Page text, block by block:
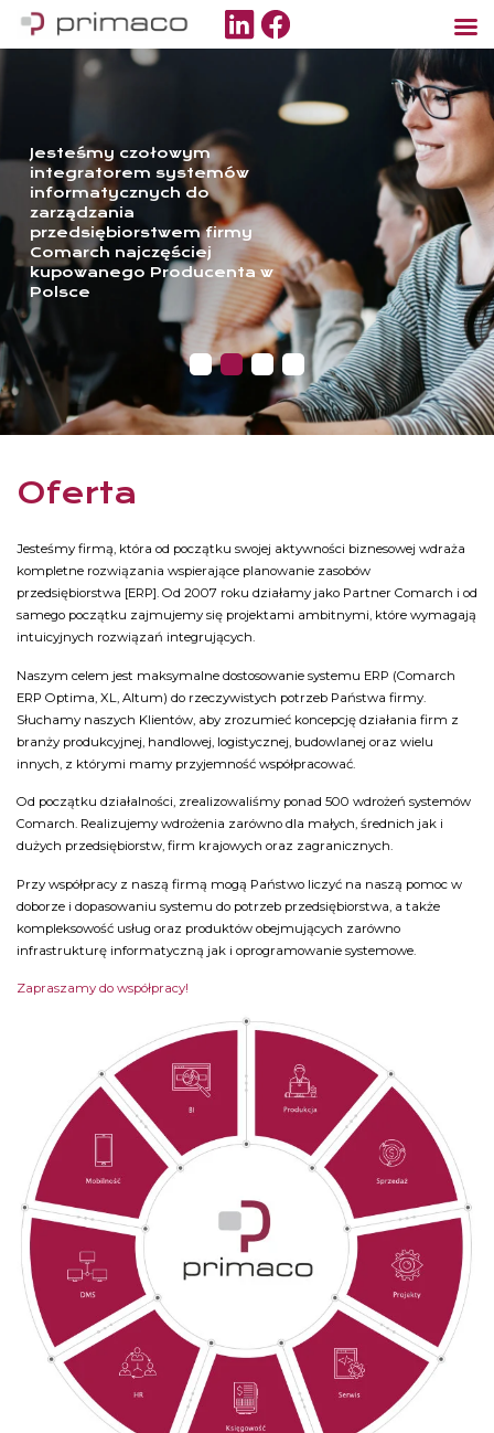
Jesteśmy czołowym
integratorem systemów
informatycznych do
zarządzania
przedsiębiorstwem firmy
Comarch najczęściej
kupowanego Producenta w
Polsce
Oferta
Jesteśmy firmą, która od początku swojej aktywności biznesowej wdraża
kompletne rozwiązania wspierające planowanie zasobów
przedsiębiorstwa [ERP]. Od 2007 roku działamy jako Partner Comarch i od
samego początku zajmujemy się projektami ambitnymi, które wymagają
intuicyjnych rozwiązań integrujących.
Naszym celem jest maksymalne dostosowanie systemu ERP (Comarch
ERP Optima, XL, Altum) do rzeczywistych potrzeb Państwa firmy.
Słuchamy naszych Klientów, aby zrozumieć koncepcję działania firm z
branży produkcyjnej, handlowej, logistycznej, budowlanej oraz wielu
innych, z którymi mamy przyjemność współpracować.
Od początku działalności, zrealizowaliśmy ponad 500 wdrożeń systemów
Comarch. Realizujemy wdrożenia zarówno dla małych, średnich jak i
dużych przedsiębiorstw, firm krajowych oraz zagranicznych.
Przy współpracy z naszą firmą mogą Państwo liczyć na naszą pomoc w
doborze i dopasowaniu systemu do potrzeb przedsiębiorstwa, a także
kompleksowość usług oraz produktów obejmujących zarówno
infrastrukturę informatyczną jak i oprogramowanie systemowe.
Zapraszamy do współpracy!